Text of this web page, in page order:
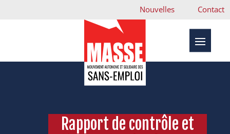
Nouvelles Contact
Rapport de contrôle et